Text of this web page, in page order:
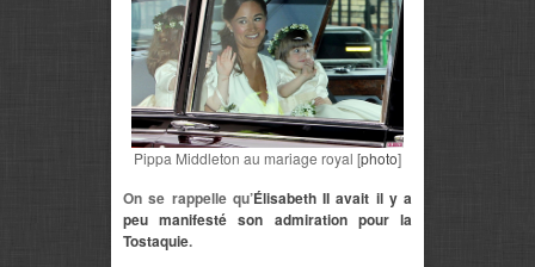
Pippa Middleton au mariage royal [photo]
On se rappelle qu’Élisabeth II avait il y a
peu manifesté son admiration pour la
Tostaquie.